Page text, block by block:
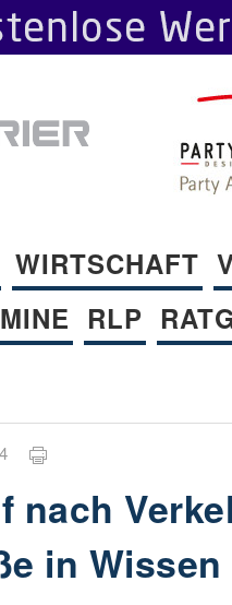
WIRTSCHAFT
RLP
nach
in Wissen